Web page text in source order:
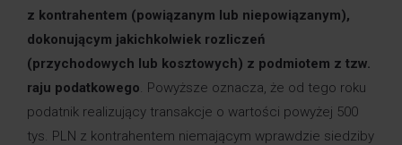
z kontrahentem (powiązanym lub niepowiązanym),
dokonującym jakichkolwiek rozliczeń
(przychodowych lub kosztowych) z podmiotem z tzw.
raju podatkowego. Powyższe oznacza, że od tego roku
podatnik realizujący transakcje o wartości powyżej 500
tys. PLN z kontrahentem niemającym wprawdzie siedziby